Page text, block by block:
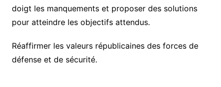
doigt les manquements et proposer des solutions
pour atteindre les objectifs attendus.
Réaffirmer les valeurs républicaines des forces de
défense et de sécurité.